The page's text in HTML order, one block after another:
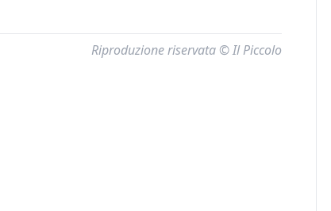
Riproduzione riservata © Il Piccolo